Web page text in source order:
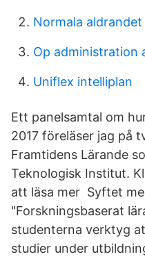
Normala
Op administration
Uniflex intelliplan
Ett panelsamtal om
2017 föreläser jag på
Framtidens Lärande
Teknologisk Institut.
att läsa mer Syftet
"Forskningsbaserat
studenterna verktyg
studier under